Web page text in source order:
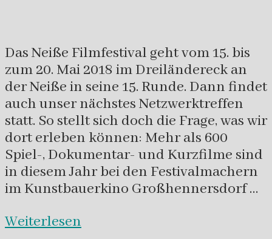
Das Neiße Filmfestival geht vom 15. bis
zum 20. Mai 2018 im Dreiländereck an
der Neiße in seine 15. Runde. Dann findet
auch unser nächstes Netzwerktreffen
statt. So stellt sich doch die Frage, was wir
dort erleben können: Mehr als 600
Spiel-, Dokumentar- und Kurzfilme sind
in diesem Jahr bei den Festivalmachern
im Kunstbauerkino Großhennersdorf …
Weiterlesen